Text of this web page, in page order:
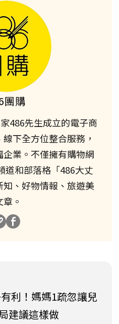
團購
486先生成立的電子商
下全方位整合服務，
業。不僅擁有購物網
道和部落格「486大丈
、好物情報、旅遊美
。
利！媽媽1疏忽讓兒
建議這樣做